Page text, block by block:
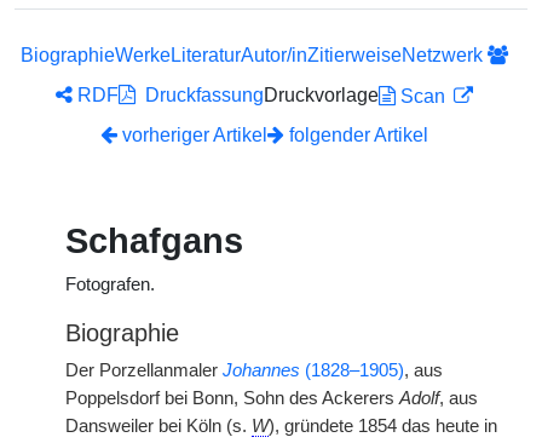
BiographieWerkeLiteraturAutor/inZitierweiseNetzwerk
RDF
DruckfassungDruckvorlage
Scan
vorheriger Artikel
folgender Artikel
Schafgans
Fotografen.
Biographie
Der Porzellanmaler Johannes (1828–1905), aus
Poppelsdorf bei Bonn, Sohn des Ackerers Adolf, aus
Dansweiler bei Köln (s. W), gründete 1854 das heute in